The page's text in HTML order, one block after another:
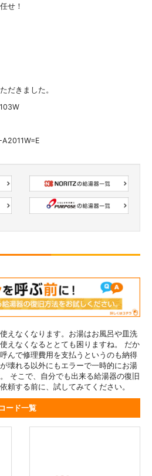
せ！
だきました。
えなくなります。お湯はお風呂や皿洗
えなくなるととても困りますね。 だか
んで修理費用を支払うというのも納得
壊れる以外にもエラーで一時的にお湯
そこで、自分でも出来る給湯器の復旧
頼する前に、試してみてください。
ード一覧